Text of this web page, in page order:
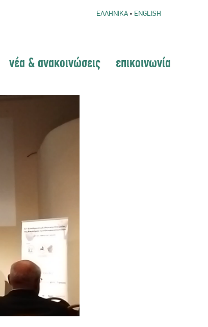
ΕΛΛΗΝΙΚΑ • ENGLISH
νέα & ανακοινώσεις επικοινωνία